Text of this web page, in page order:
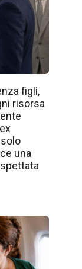
figli,
risorsa
una